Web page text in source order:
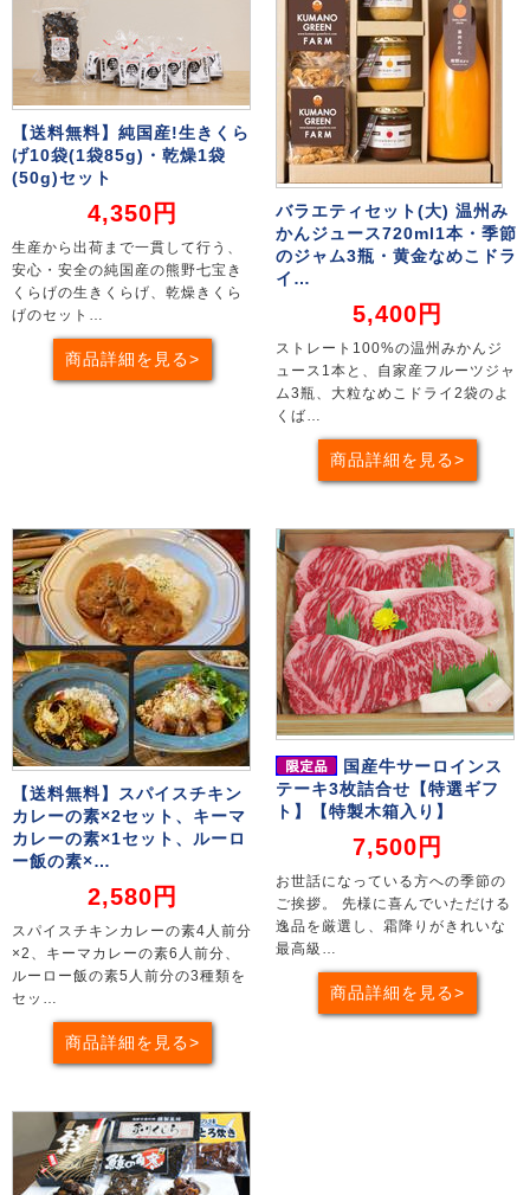
【送料無料】純国産!生きくら
げ10袋(1袋85g)・乾燥1袋
(50g)セット
4,350円
生産から出荷まで一貫して行う、
安心・安全の純国産の熊野七宝き
くらげの生きくらげ、乾燥きくら
げのセット…
商品詳細を見る
バラエティセット(大) 温州み
かんジュース720ml1本・季節
のジャム3瓶・黄金なめこドラ
イ…
5,400円
ストレート100%の温州みかんジ
ュース1本と、自家産フルーツジャ
ム3瓶、大粒なめこドライ2袋のよ
くば…
商品詳細を見る
【送料無料】スパイスチキン
カレーの素×2セット、キーマ
カレーの素×1セット、ルーロ
ー飯の素×…
2,580円
スパイスチキンカレーの素4人前分
×2、キーマカレーの素6人前分、
ルーロー飯の素5人前分の3種類を
セッ…
商品詳細を見る
国産牛サーロインス
テーキ3枚詰合せ【特選ギフ
ト】【特製木箱入り】
7,500円
お世話になっている方への季節の
ご挨拶。 先様に喜んでいただける
逸品を厳選し、霜降りがきれいな
最高級…
商品詳細を見る